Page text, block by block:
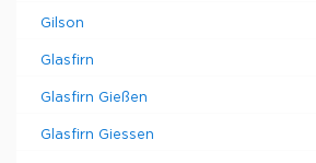
Gilson
Glasfirn
Glasfirn Gießen
Glasfirn Giessen